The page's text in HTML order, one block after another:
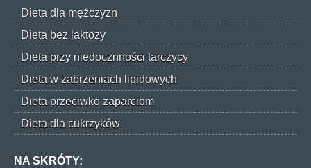
Dieta dla mężczyzn
Dieta bez laktozy
Dieta przy niedocznności tarczycy
Dieta w zabrzeniach lipidowych
Dieta przeciwko zaparciom
Dieta dla cukrzyków
NA SKRÓTY: